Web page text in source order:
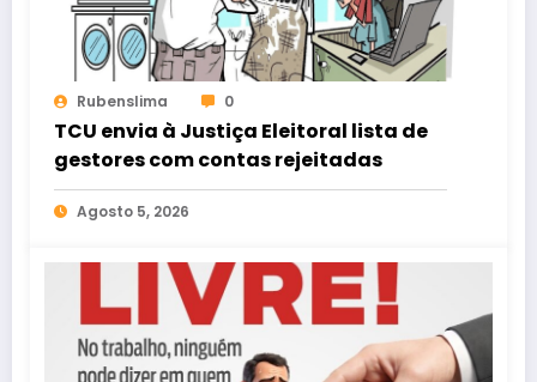
Rubenslima 0
TCU envia à Justiça Eleitoral lista de
gestores com contas rejeitadas
Agosto 5, 2026